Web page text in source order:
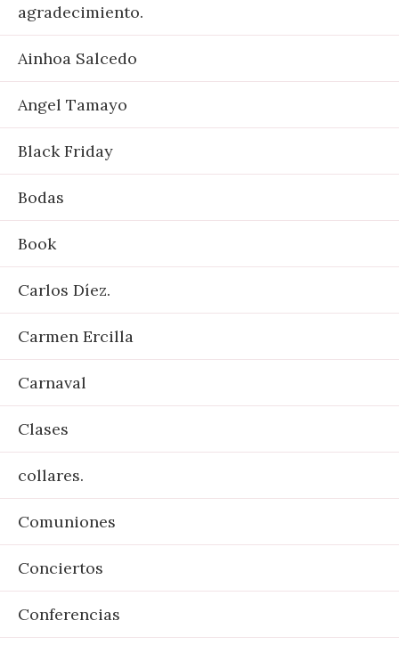
agradecimiento.
Ainhoa Salcedo
Angel Tamayo
Black Friday
Bodas
Book
Carlos Díez.
Carmen Ercilla
Carnaval
Clases
collares.
Comuniones
Conciertos
Conferencias